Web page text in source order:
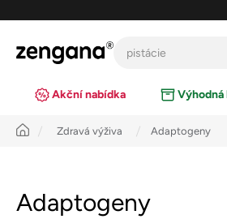
obsah
Akční nabídka Výhodná
Úvod Zdravá výživa Adaptogeny
Adaptogeny